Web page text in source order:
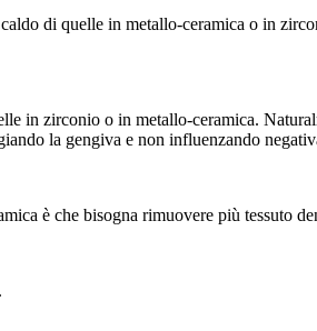
di quelle in metallo-ceramica o in
in zirconio o in metallo-ceramica.
la gengiva e non influenzando
è che bisogna rimuovere più tessuto